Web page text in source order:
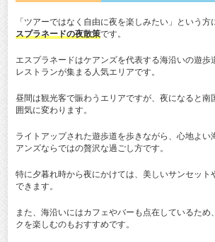
「ツアーではなく自由に夜を楽しみたい」という方
スプラネードの夜散策です。
エスプラネードはケアンズを代表する海沿いの遊歩
レストランが集まる人気エリアです。
昼間は観光客で賑わうエリアですが、夜になると南
囲気に変わります。
ライトアップされた遊歩道を歩きながら、心地よい
アンズならではの贅沢な過ごし方です。
特に夕暮れ時から夜にかけては、美しいサンセット
できます。
また、海沿いにはカフェやバーも点在しているため
クを楽しむのもおすすめです。